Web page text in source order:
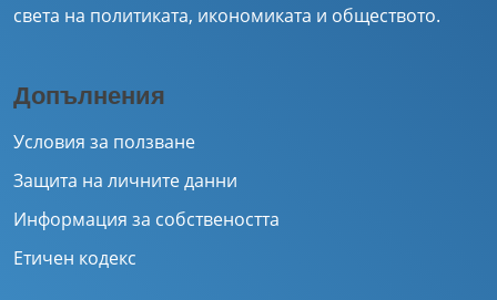
света на политиката, икономиката и обществото.
Допълнения
Условия за ползване
Защита на личните данни
Информация за собствеността
Етичен кодекс